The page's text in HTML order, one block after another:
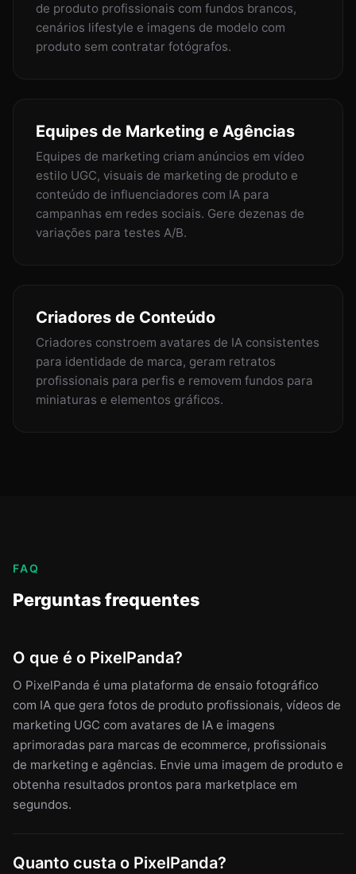
de produto profissionais com fundos brancos,
cenários lifestyle e imagens de modelo com
produto sem contratar fotógrafos.
Equipes de Marketing e Agências
Equipes de marketing criam anúncios em vídeo
estilo UGC, visuais de marketing de produto e
conteúdo de influenciadores com IA para
campanhas em redes sociais. Gere dezenas de
variações para testes A/B.
Criadores de Conteúdo
Criadores constroem avatares de IA consistentes
para identidade de marca, geram retratos
profissionais para perfis e removem fundos para
miniaturas e elementos gráficos.
FAQ
Perguntas frequentes
O que é o PixelPanda?
O PixelPanda é uma plataforma de ensaio fotográfico
com IA que gera fotos de produto profissionais, vídeos de
marketing UGC com avatares de IA e imagens
aprimoradas para marcas de ecommerce, profissionais
de marketing e agências. Envie uma imagem de produto e
obtenha resultados prontos para marketplace em
segundos.
Quanto custa o PixelPanda?